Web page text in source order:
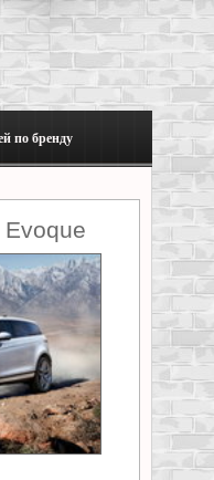
по бренду